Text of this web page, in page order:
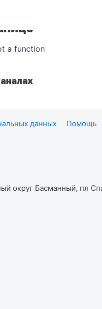
a function
данных Помощь
округ Басманный, пл